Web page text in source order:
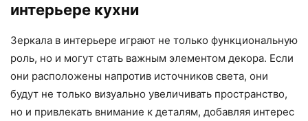
интерьере кухни
Зеркала в интерьере играют не только функциональную
роль, но и могут стать важным элементом декора. Если
они расположены напротив источников света, они
будут не только визуально увеличивать пространство,
но и привлекать внимание к деталям, добавляя интерес